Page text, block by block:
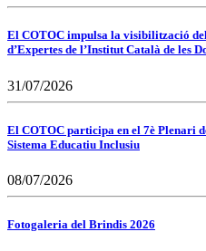
El COTOC impulsa la visibilització
d’Expertes de l’Institut Català de les
31/07/2026
El COTOC participa en el 7è Plenari
Sistema Educatiu Inclusiu
08/07/2026
Fotogaleria del Brindis 2026